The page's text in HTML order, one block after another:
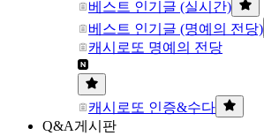
베스트 인기글 (실시간)
베스트 인기글 (명예의 전당)
캐시로또 명예의 전당
캐시로또 인증&수다
Q&A게시판